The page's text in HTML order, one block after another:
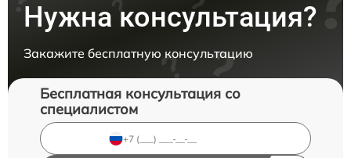
Нужна консультация?
Закажите бесплатную консультацию
Бесплатная консультация со
специалистом